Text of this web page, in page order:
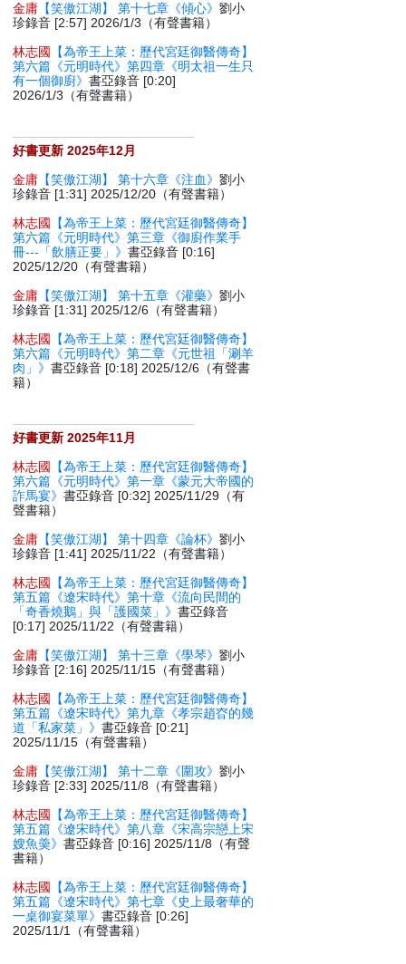
金庸 【笑傲江湖】 第十七章《傾心》劉小
珍錄音 [2:57] 2026/1/3（有聲書籍）
林志國
【為帝王上菜：歷代宮廷御醫傳奇】
第六篇《元明時代》第四章《明太祖一生只
有一個御廚》書亞錄音 [0:20]
2026/1/3（有聲書籍）
好書更新 2025年12月
金庸 【笑傲江湖】 第十六章《注血》劉小
珍錄音 [1:31] 2025/12/20（有聲書籍）
林志國
【為帝王上菜：歷代宮廷御醫傳奇】
第六篇《元明時代》第三章《御廚作業手
冊---「飲膳正要」》書亞錄音 [0:16]
2025/12/20（有聲書籍）
金庸 【笑傲江湖】 第十五章《灌藥》劉小
珍錄音 [1:31] 2025/12/6（有聲書籍）
林志國
【為帝王上菜：歷代宮廷御醫傳奇】
第六篇《元明時代》第二章《元世祖「涮羊
肉」》書亞錄音 [0:18] 2025/12/6（有聲書
籍）
好書更新 2025年11月
林志國
【為帝王上菜：歷代宮廷御醫傳奇】
第六篇《元明時代》第一章《蒙元大帝國的
詐馬宴》書亞錄音 [0:32] 2025/11/29（有
聲書籍）
金庸 【笑傲江湖】 第十四章《論杯》劉小
珍錄音 [1:41] 2025/11/22（有聲書籍）
林志國
【為帝王上菜：歷代宮廷御醫傳奇】
第五篇《遼宋時代》第十章《流向民間的
「奇香燒鵝」與「護國菜」》書亞錄音
[0:17] 2025/11/22（有聲書籍）
金庸 【笑傲江湖】 第十三章《學琴》劉小
珍錄音 [2:16] 2025/11/15（有聲書籍）
林志國
【為帝王上菜：歷代宮廷御醫傳奇】
第五篇《遼宋時代》第九章《孝宗趙昚的幾
道「私家菜」》書亞錄音 [0:21]
2025/11/15（有聲書籍）
金庸 【笑傲江湖】 第十二章《圍攻》劉小
珍錄音 [2:33] 2025/11/8（有聲書籍）
林志國
【為帝王上菜：歷代宮廷御醫傳奇】
第五篇《遼宋時代》第八章《宋高宗戀上宋
嫂魚羮》書亞錄音 [0:16] 2025/11/8（有聲
書籍）
林志國
【為帝王上菜：歷代宮廷御醫傳奇】
第五篇《遼宋時代》第七章《史上最奢華的
一桌御宴菜單》書亞錄音 [0:26]
2025/11/1（有聲書籍）